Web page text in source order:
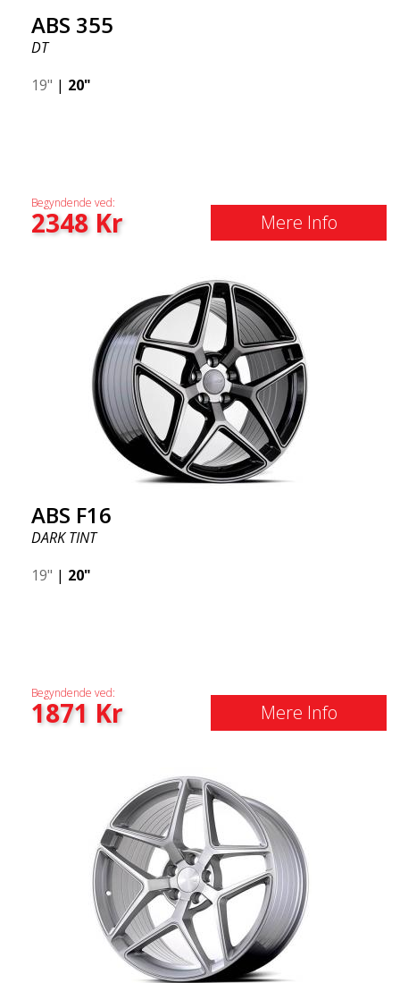
ABS 355
DT
19" | 20"
Begyndende ved:
2348Kr Mere Info
ABS F16
DARK TINT
19" | 20"
Begyndende ved:
1871 Kr Mere Info